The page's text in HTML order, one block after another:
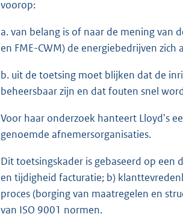
voorop:
a. van belang is of naar de mening van
en FME-CWM) de energiebedrijven
b. uit de toetsing moet blijken dat de
beheersbaar zijn en dat fouten snel
Voor haar onderzoek hanteert Lloyd's
genoemde afnemersorganisaties.
Dit toetsingskader is gebaseerd op een
en tijdigheid facturatie; b)
proces (borging van maatregelen en
van ISO 9001 normen.